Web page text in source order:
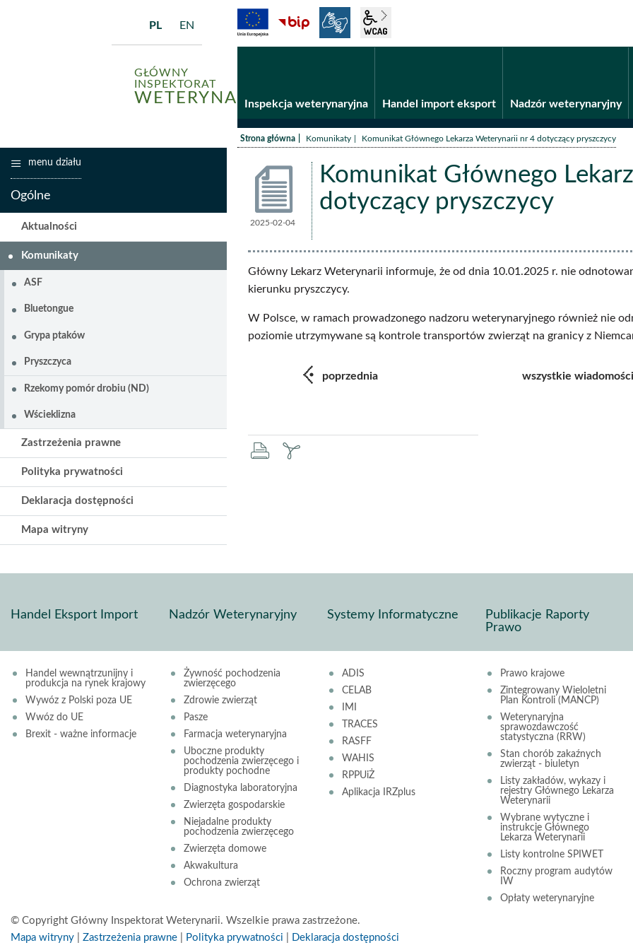
GŁÓWNY
INSPEKTORAT
WETERYNARII
PL EN Fundusze unijne
BiP
Inspekcja weterynaryjna Handel import eksport Nadzór weterynaryjny
Strona główna /Komunikaty /Komunikat Głównego Lekarza Weterynarii nr 4 dotyczący pryszczycy
Komunikat Głównego
dotyczący pryszczycy
Komunikaty
2025-02-04
Główny Lekarz Weterynarii informuje, że od dnia 10.01.2025 r. nie
kierunku pryszczycy.
W Polsce, w ramach prowadzonego nadzoru weterynaryjnego również nie
poziomie utrzymywane są kontrole transportów zwierząt na granicy z
poprzednia wszystkie wiadomości
drukujzapisz
menu działu
Ogólne
Aktualności
Komunikaty
ASF
Bluetongue
Grypa ptaków
Pryszczyca
Rzekomy pomór drobiu (ND)
Wścieklizna
Zastrzeżenia prawne
Polityka prywatności
Deklaracja dostępności
Mapa witryny
Handel Eksport Import
Handel wewnątrzunijny i
produkcja na rynek krajowy
Wywóz z Polski poza UE
Wwóz do UE
Brexit - ważne informacje
Nadzór Weterynaryjny
Żywność pochodzenia
zwierzęcego
Zdrowie zwierząt
Pasze
Farmacja weterynaryjna
Uboczne produkty
pochodzenia zwierzęcego i
produkty pochodne
Diagnostyka laboratoryjna
Zwierzęta gospodarskie
Niejadalne produkty
pochodzenia zwierzęcego
Zwierzęta domowe
Akwakultura
Ochrona zwierząt
Systemy Informatyczne
ADIS
CELAB
IMI
TRACES
RASFF
WAHIS
RPPUiŻ
Aplikacja IRZplus
Publikacje Raporty
Prawo
Prawo krajowe
Zintegrowany Wieloletni
Plan Kontroli (MANCP)
Weterynaryjna
sprawozdawczość
statystyczna (RRW)
Stan chorób zakaźnych
zwierząt - biuletyn
Listy zakładów, wykazy i
rejestry Głównego Lekarza
Weterynarii
Wybrane wytyczne i
instrukcje Głównego
Lekarza Weterynarii
Listy kontrolne SPIWET
Roczny program audytów
IW
Opłaty weterynaryjne
© Copyright Główny Inspektorat Weterynarii. Wszelkie prawa zastrzeżone.
Mapa witryny
Zastrzeżenia prawne Polityka prywatności Deklaracja dostępności